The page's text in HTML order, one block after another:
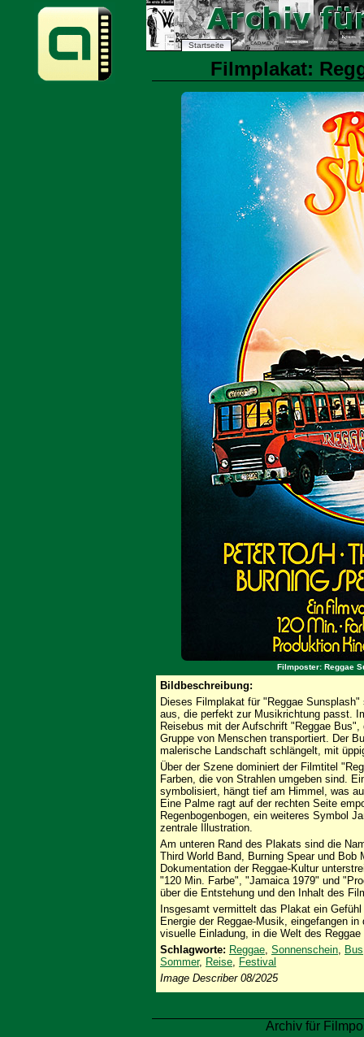
Startseite
Filmplakat:
Filmposter: Reggae
Bildbeschreibung:
Dieses Filmplakat für "Reggae
aus, die perfekt zur Musikrichtung passt.
Reisebus mit der Aufschrift "Reggae
Gruppe von Menschen transportiert. Der
malerische Landschaft schlängelt, mit
Über der Szene dominiert der Filmtitel
Farben, die von Strahlen umgeben sind.
symbolisiert, hängt tief am Himmel, was
Eine Palme ragt auf der rechten Seite
Regenbogenbogen, ein weiteres Symbol
zentrale Illustration.
Am unteren Rand des Plakats sind die
Third World Band, Burning Spear und
Dokumentation der Reggae-Kultur
"120 Min. Farbe", "Jamaica 1979" und
über die Entstehung und den Inhalt des
Insgesamt vermittelt das Plakat ein
Energie der Reggae-Musik, eingefangen
visuelle Einladung, in die Welt des
Schlagworte: Reggae, Sonnenschein, Bus
Sommer, Reise, Festival
Image Describer 08/2025
Archiv für